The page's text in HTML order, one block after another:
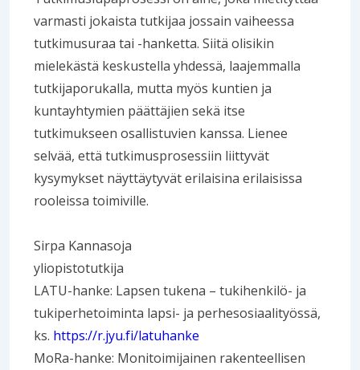
varmasti jokaista tutkijaa jossain vaiheessa
tutkimusuraa tai -hanketta. Siitä olisikin
mielekästä keskustella yhdessä, laajemmalla
tutkijaporukalla, mutta myös kuntien ja
kuntayhtymien päättäjien sekä itse
tutkimukseen osallistuvien kanssa. Lienee
selvää, että tutkimusprosessiin liittyvät
kysymykset näyttäytyvät erilaisina erilaisissa
rooleissa toimiville.
Sirpa Kannasoja
yliopistotutkija
LATU-hanke: Lapsen tukena – tukihenkilö- ja
tukiperhetoiminta lapsi- ja perhesosiaalityössä,
ks. https://r.jyu.fi/latuhanke
MoRa-hanke: Monitoimijainen rakenteellisen